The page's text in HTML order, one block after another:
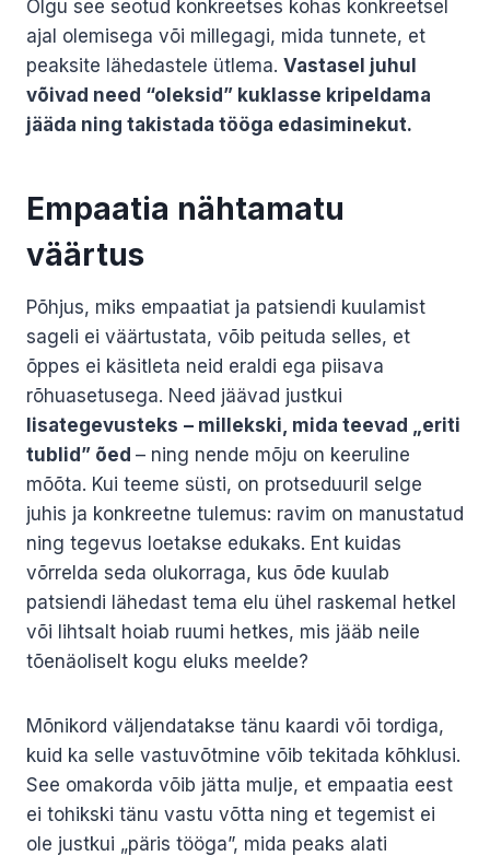
Olgu see seotud konkreetses kohas konkreetsel
ajal olemisega või millegagi, mida tunnete, et
peaksite lähedastele ütlema. Vastasel juhul
võivad need “oleksid” kuklasse kripeldama
jääda ning takistada tööga edasiminekut.
Empaatia nähtamatu
väärtus
Põhjus, miks empaatiat ja patsiendi kuulamist
sageli ei väärtustata, võib peituda selles, et
õppes ei käsitleta neid eraldi ega piisava
rõhuasetusega. Need jäävad justkui
lisategevusteks – millekski, mida teevad „eriti
tublid” õed – ning nende mõju on keeruline
mõõta. Kui teeme süsti, on protseduuril selge
juhis ja konkreetne tulemus: ravim on manustatud
ning tegevus loetakse edukaks. Ent kuidas
võrrelda seda olukorraga, kus õde kuulab
patsiendi lähedast tema elu ühel raskemal hetkel
või lihtsalt hoiab ruumi hetkes, mis jääb neile
tõenäoliselt kogu eluks meelde?
Mõnikord väljendatakse tänu kaardi või tordiga,
kuid ka selle vastuvõtmine võib tekitada kõhklusi.
See omakorda võib jätta mulje, et empaatia eest
ei tohikski tänu vastu võtta ning et tegemist ei
ole justkui „päris tööga”, mida peaks alati